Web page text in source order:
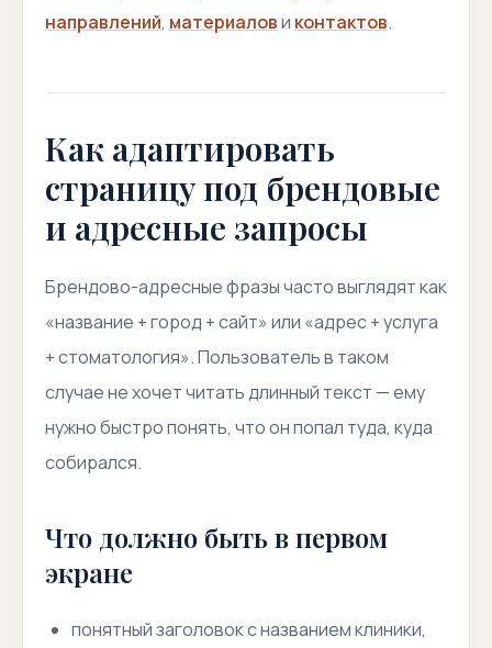
направлений, материалови контактов.
Как адаптировать
страницу под брендовые
и адресные запросы
Брендово-адресные фразы часто выглядят как
«название + город + сайт» или «адрес + услуга
+ стоматология». Пользователь в таком
случае не хочет читать длинный текст — ему
нужно быстро понять, что он попал туда, куда
собирался.
Что должно быть в первом
экране
понятный заголовок с названием клиники,